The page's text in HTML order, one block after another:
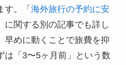
す。「 海外旅行の予約に安
に関する別の記事でも詳し
早めに動くことで旅費を抑
は「3〜5ヶ月前」という数